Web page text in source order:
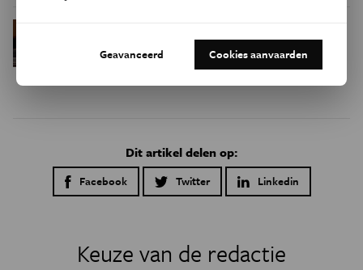
in de hersenen moeten zoeken
Dit artikel delen op:
Facebook Twitter Linkedin
Keuze van de redactie
Geavanceerd Cookies aanvaarden